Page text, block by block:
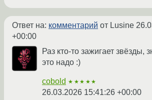
Ответ на: комментарий от Lusine
+00:00
Раз кто-то зажигает звёзды,
это надо :)
cobold ★★★★★
26.03.2026 15:41:26 +00:00